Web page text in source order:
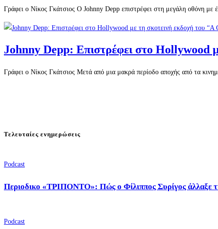
Γράφει ο Νίκος Γκάτσιος Ο Johnny Depp επιστρέφει στη μεγάλη οθόνη
Johnny Depp: Επιστρέφει στο Hollywood
Γράφει ο Νίκος Γκάτσιος Μετά από μια μακρά περίοδο αποχής από τα
Τελευταίες ενημερώσεις
Podcast
Περιοδικο «ΤΡΙΠΟΝΤΟ»: Πώς ο Φίλιππος Συρίγος άλλαξε
Podcast